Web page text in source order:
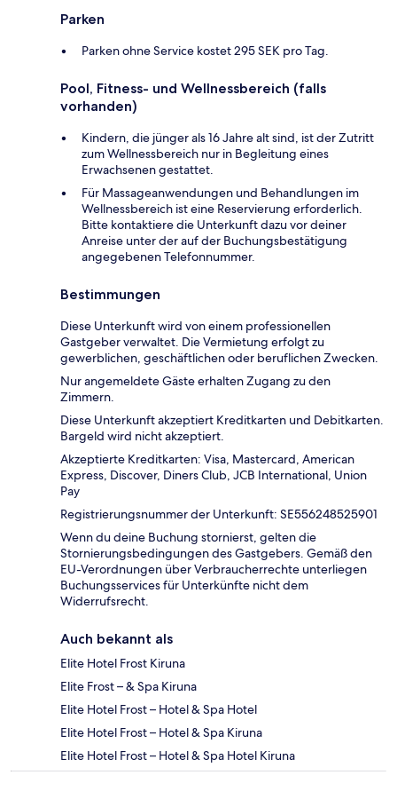
Parken
Parken ohne Service kostet 295 SEK pro Tag.
Pool, Fitness- und Wellnessbereich (falls
vorhanden)
Kindern, die jünger als 16 Jahre alt sind, ist der Zutritt
zum Wellnessbereich nur in Begleitung eines
Erwachsenen gestattet.
Für Massageanwendungen und Behandlungen im
Wellnessbereich ist eine Reservierung erforderlich.
Bitte kontaktiere die Unterkunft dazu vor deiner
Anreise unter der auf der Buchungsbestätigung
angegebenen Telefonnummer.
Bestimmungen
Diese Unterkunft wird von einem professionellen
Gastgeber verwaltet. Die Vermietung erfolgt zu
gewerblichen, geschäftlichen oder beruflichen Zwecken.
Nur angemeldete Gäste erhalten Zugang zu den
Zimmern.
Diese Unterkunft akzeptiert Kreditkarten und Debitkarten.
Bargeld wird nicht akzeptiert.
Akzeptierte Kreditkarten: Visa, Mastercard, American
Express, Discover, Diners Club, JCB International, Union
Pay
Registrierungsnummer der Unterkunft: SE556248525901
Wenn du deine Buchung stornierst, gelten die
Stornierungsbedingungen des Gastgebers. Gemäß den
EU-Verordnungen über Verbraucherrechte unterliegen
Buchungsservices für Unterkünfte nicht dem
Widerrufsrecht.
Auch bekannt als
Elite Hotel Frost Kiruna
Elite Frost – & Spa Kiruna
Elite Hotel Frost – Hotel & Spa Hotel
Elite Hotel Frost – Hotel & Spa Kiruna
Elite Hotel Frost – Hotel & Spa Hotel Kiruna